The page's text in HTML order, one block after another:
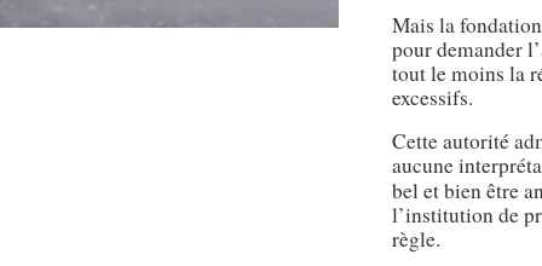
Mais la
pour demander
tout le moins la
excessifs.
Cette autorité
aucune
bel et bien être
l’institution de
règle.